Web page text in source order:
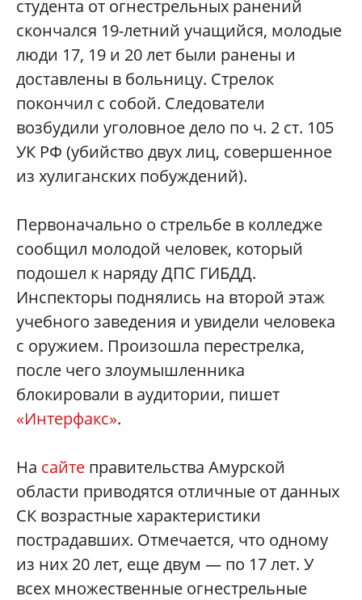
студента от огнестрельных ранений
скончался 19-летний учащийся, молодые
люди 17, 19 и 20 лет были ранены и
доставлены в больницу. Стрелок
покончил с собой. Следователи
возбудили уголовное дело по ч. 2 ст. 105
УК РФ (убийство двух лиц, совершенное
из хулиганских побуждений).
Первоначально о стрельбе в колледже
сообщил молодой человек, который
подошел к наряду ДПС ГИБДД.
Инспекторы поднялись на второй этаж
учебного заведения и увидели человека
с оружием. Произошла перестрелка,
после чего злоумышленника
блокировали в аудитории, пишет
«Интерфакс».
На сайте правительства Амурской
области приводятся отличные от данных
СК возрастные характеристики
пострадавших. Отмечается, что одному
из них 20 лет, еще двум — по 17 лет. У
всех множественные огнестрельные